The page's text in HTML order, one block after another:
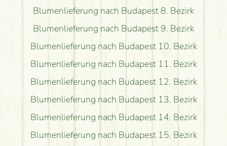
Blumenlieferung nach Budapest 8. Bezirk
Blumenlieferung nach Budapest 9. Bezirk
Blumenlieferung nach Budapest 10. Bezirk
Blumenlieferung nach Budapest 11. Bezirk
Blumenlieferung nach Budapest 12. Bezirk
Blumenlieferung nach Budapest 13. Bezirk
Blumenlieferung nach Budapest 14. Bezirk
Blumenlieferung nach Budapest 15. Bezirk